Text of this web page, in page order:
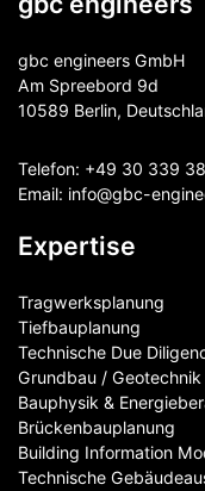
gbc engineers GmbH
Am Spreebord 9d
10589 Berlin,
Telefon: +49 30 339
Email: info@gbc-
Expertise
Tragwerksplanung
Tiefbauplanung
Technische Due
Grundbau / Geotechnik
Bauphysik &
Brückenbauplanung
Building Information
Technische